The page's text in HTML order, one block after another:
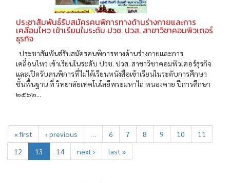
ประชาสัมพันธ์รับสมัครคนพิการทางด้านร่างกายและการ
เคลื่อนไหว เข้าเรียนในระดับ ปวช. ปวส. สาขาวิชาคอมพิวเตอร์
ธุรกิจ
ประชาสัมพันธ์รับสมัครคนพิการทางด้านร่างกายและการ
เคลื่อนไหว เข้าเรียนในระดับ ปวช. ปวส. สาขาวิชาคอมพิวเตอร์ธุรกิจ
และเปิดรับคนพิการที่ไม่ได้เรียนหนังสือเข้าเรียนในระดับการศึกษา
ชั้นพื้นฐาน ที่ วิทยาลัยเทคโนโลยีพระมหาไถ่ หนองคาย ปีการศึกษา
๒๕๖๒...
« first ‹ previous … 6 7 8 9 10
11
12
13 14 next › last »